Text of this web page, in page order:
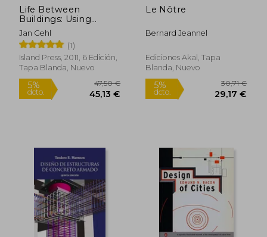
dcto. dcto.
Rápido
Life Between
Buildings: Using
Public Space (en
Inglés)
Jan Gehl
(1)
Island Press, 2011, 6 Edición,
Tapa Blanda, Nuevo
Le Nôtre
Bernard Jeannel
Ediciones Akal, Tapa
Blanda, Nuevo